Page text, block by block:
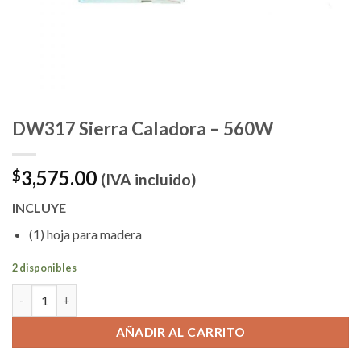
DW317 Sierra Caladora – 560W
$3,575.00 (IVA incluido)
INCLUYE
(1) hoja para madera
2 disponibles
AÑADIR AL CARRITO